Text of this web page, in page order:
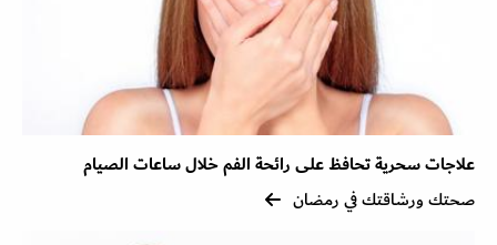
علاجات سحرية تحافظ على رائحة الفم خلال ساعات الصيام
صحتك ورشاقتك في رمضان